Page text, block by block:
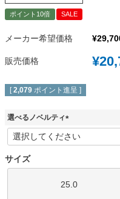
ポイント10倍 SALE
メーカー希望価格 ¥
販売価格 ¥
[ 2,079 ポイント進呈 ]
選べるノベルティ
(
必
サイズ
25.0